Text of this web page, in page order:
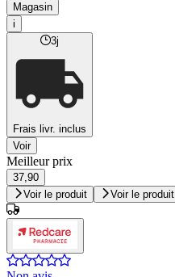
Magasin
i
3j
Frais livr. inclus
Voir
Meilleur prix
37,90
Voir le produit
Voir le produit